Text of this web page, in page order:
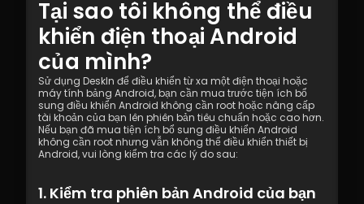
Terms of Service
Privacy Policy
giám sát trên DeskIn
Phải làm gì nếu không nhận được Email
xác minh khi đăng nhập vào các thiết bị
mới?
Tại sao tôi không thể điều
khiển điện thoại Android
của mình?
Sử dụng DeskIn để điều khiển từ xa một điện thoại hoặc
máy tính bảng Android, bạn cần mua trước tiện ích bổ
sung điều khiển Android không cần root hoặc nâng cấp
tài khoản của bạn lên phiên bản tiêu chuẩn hoặc cao hơn.
Nếu bạn đã mua tiện ích bổ sung điều khiển Android
không cần root nhưng vẫn không thể điều khiển thiết bị
Android, vui lòng kiểm tra các lý do sau:
1. Kiểm tra phiên bản Android của bạn